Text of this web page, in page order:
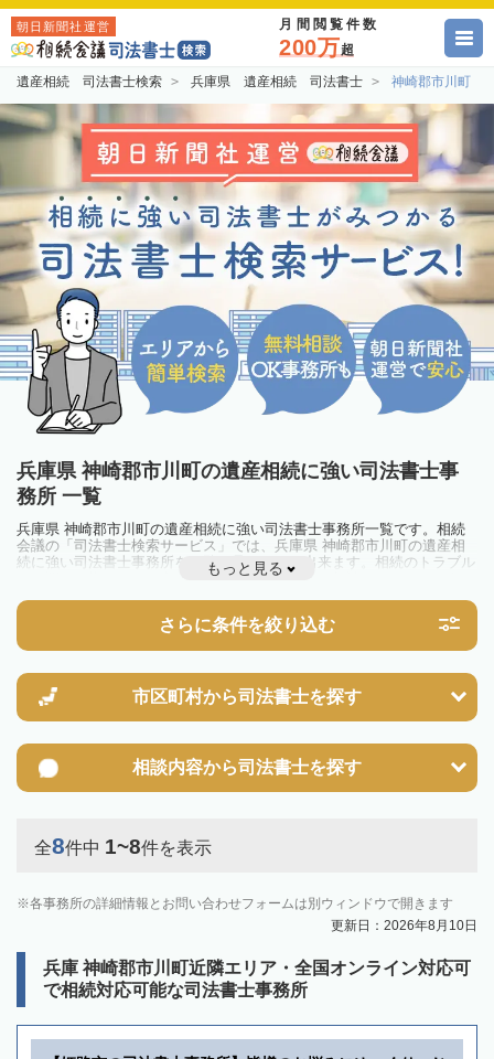
朝日新聞社運営 月間閲覧件数
200万超
遺産相続 司法書士検索 兵庫県 遺産相続 司法書士 神崎郡市川町
兵庫県 神崎郡市川町の遺産相続に強い司法書士事
務所 一覧
兵庫県 神崎郡市川町の遺産相続に強い司法書士事務所一覧です。相続
会議の「司法書士検索サービス」では、兵庫県 神崎郡市川町の遺産相
続に強い司法書士事務所を一覧で見ることが出来ます。相続のトラブル
やお悩みを抱えている方は一度近隣の司法書士に相談してみましょう。
もっと見る
さらに条件を絞り込む
市区町村から司法書士を探す
相談内容から司法書士を探す
全8件中 1~8件を表示
各事務所の詳細情報とお問い合わせフォームは別ウィンドウで開きます
更新日：2026年8月10日
兵庫 神崎郡市川町近隣エリア・全国オンライン対応可
で相続対応可能な司法書士事務所